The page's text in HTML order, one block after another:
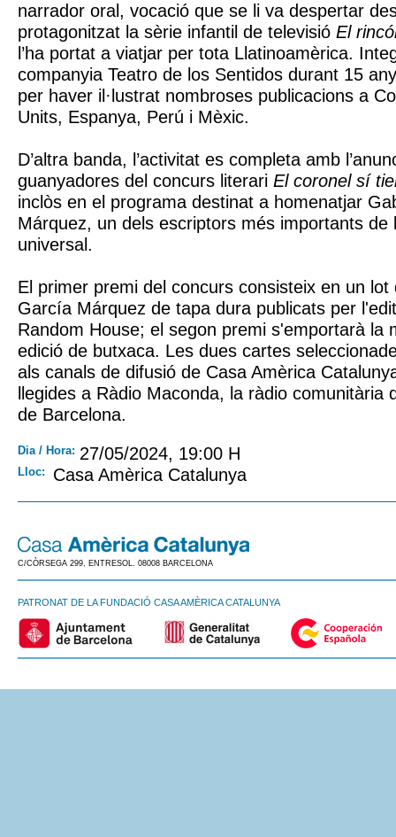
narrador oral, vocació que se li va despertar
protagonitzat la sèrie infantil de televisió El
l’ha portat a viatjar per tota Llatinoamèrica.
companyia Teatro de los Sentidos durant 15
per haver il·lustrat nombroses publicacions a
Units, Espanya, Perú i Mèxic.
D’altra banda, l’activitat es completa amb
guanyadores del concurs literari El coronel sí
inclòs en el programa destinat a homenatjar
Márquez, un dels escriptors més importants de
universal.
El primer premi del concurs consisteix en un lot
García Márquez de tapa dura publicats per
Random House; el segon premi s'emportarà la
edició de butxaca. Les dues cartes
als canals de difusió de Casa Amèrica
llegides a Ràdio Maconda, la ràdio comunitària
de Barcelona.
Dia / Hora: 27/05/2024, 19:00 H
Lloc: Casa Amèrica Catalunya
C/CÒRSEGA 299, ENTRESOL. 08008 BARCELONA
PATRONAT DE LA FUNDACIÓ CASA AMÈRICA CATALUNYA